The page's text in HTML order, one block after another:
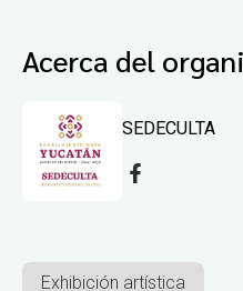
Acerca del
SEDECULTA
Exhibición artística